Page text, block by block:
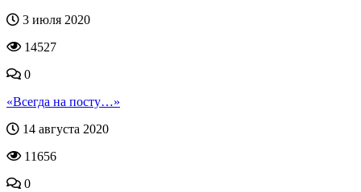
3 июля 2020
14527
0
«Всегда на посту…»
14 августа 2020
11656
0